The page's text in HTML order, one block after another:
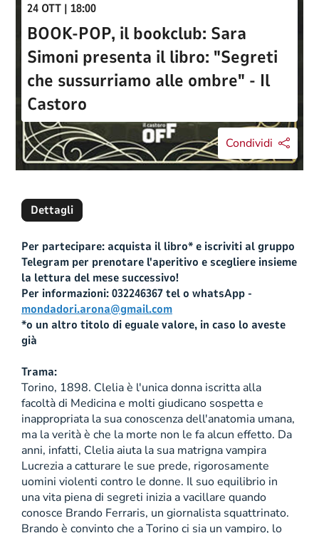
24 OTT | 18:00
BOOK-POP, il bookclub: Sara
Simoni presenta il libro: "Segreti
che sussurriamo alle ombre" - Il
Castoro
Condividi
Dettagli
Per partecipare: acquista il libro* e iscriviti al gruppo
Telegram per prenotare l'aperitivo e scegliere insieme
la lettura del mese successivo!
Per informazioni: 032246367 tel o whatsApp -
mondadori.arona@gmail.com
*o un altro titolo di eguale valore, in caso lo aveste
già
Trama:
Torino, 1898. Clelia è l'unica donna iscritta alla
facoltà di Medicina e molti giudicano sospetta e
inappropriata la sua conoscenza dell'anatomia umana,
ma la verità è che la morte non le fa alcun effetto. Da
anni, infatti, Clelia aiuta la sua matrigna vampira
Lucrezia a catturare le sue prede, rigorosamente
uomini violenti contro le donne. Il suo equilibrio in
una vita piena di segreti inizia a vacillare quando
conosce Brando Ferraris, un giornalista squattrinato.
Brando è convinto che a Torino ci sia un vampiro, lo